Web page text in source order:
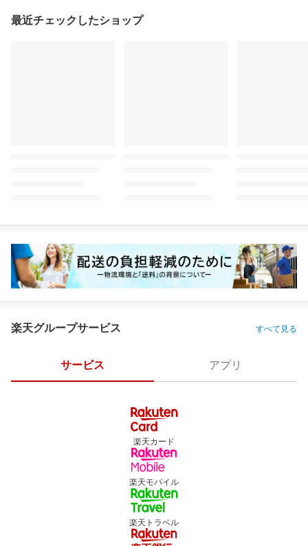
最近チェックしたショップ
楽天グループサービス すべて見る
サービス アプリ
楽天カード
楽天モバイル
楽天トラベル